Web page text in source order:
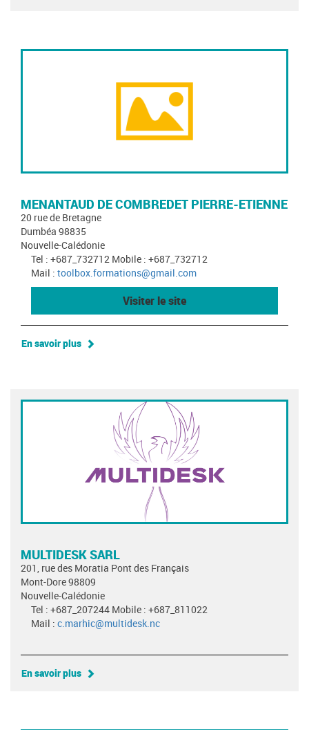
MENANTAUD DE COMBREDET PIERRE-ETIENNE
20 rue de Bretagne
Dumbéa 98835
Nouvelle-Calédonie
Tel : +687_732712 Mobile : +687_732712
Mail : toolbox.formations@gmail.com
Visiter le site
En savoir plus
MULTIDESK SARL
201, rue des Moratia Pont des Français
Mont-Dore 98809
Nouvelle-Calédonie
Tel : +687_207244 Mobile : +687_811022
Mail : c.marhic@multidesk.nc
En savoir plus